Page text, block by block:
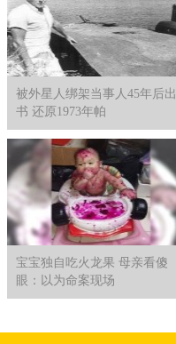
被外星人绑架当事人45年后出
书 还原1973年帕
宝宝独自吃火龙果 母亲看傻
眼：以为命案现场